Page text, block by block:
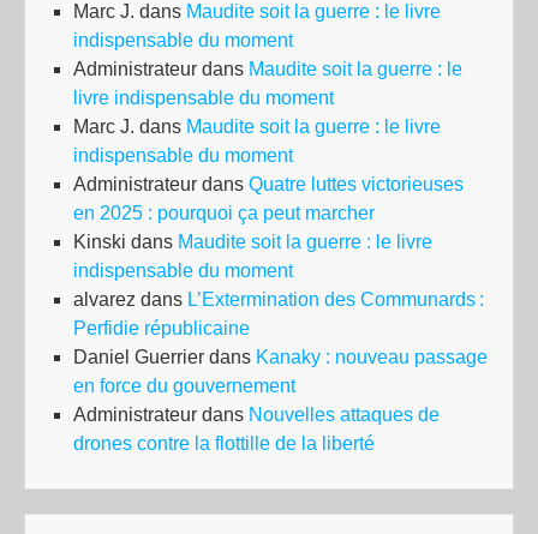
Marc J. dans Maudite soit la guerre : le livre
indispensable du moment
Administrateur dans Maudite soit la guerre : le
livre indispensable du moment
Marc J. dans Maudite soit la guerre : le livre
indispensable du moment
Administrateur dans Quatre luttes victorieuses
en 2025 : pourquoi ça peut marcher
Kinski dans Maudite soit la guerre : le livre
indispensable du moment
alvarez dans L’Extermination des Communards :
Perfidie républicaine
Daniel Guerrier dans Kanaky : nouveau passage
en force du gouvernement
Administrateur dans Nouvelles attaques de
drones contre la flottille de la liberté